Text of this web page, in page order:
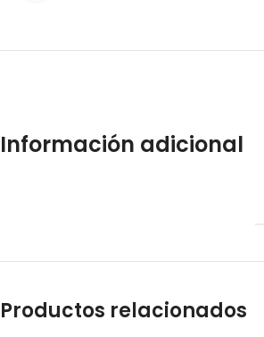
Información adicional
Productos relacionados